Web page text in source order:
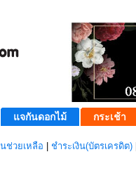
แจกันดอกไม้ กระเช้า
ช่วยเหลือ ชำระเงิน(บัตรเครดิต)